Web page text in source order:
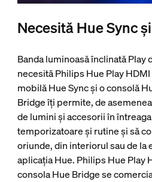
Necesită Hue Sync
Banda luminoasă înclinată Play
necesită Philips Hue Play
mobilă Hue Sync și o consolă
Bridge îți permite, de
de lumini și accesorii în
temporizatoare și rutine și să
oriunde, din interiorul sau de la
aplicația Hue. Philips Hue Play
consola Hue Bridge se